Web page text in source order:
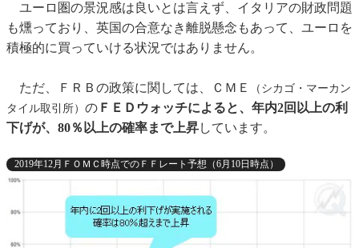
ユーロ圏の景況感は良いとは言えず、イタリアの財政問題
も燻っており、英国の合意なき離脱懸念もあって、ユーロを
積極的に買っていける状況ではありません。
ただ、ＦＲＢの政策に関しては、ＣＭＥ
（シカゴ・マーカン
タイル取引所） の ＦＥＤウォッチによると、年内2回以上の利
下げが、80％以上の確率まで上昇しています。
2019年12月ＦＯＭＣ時点でのＦＦレート予想（6月10日時点）